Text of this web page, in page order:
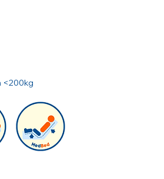
<200kg